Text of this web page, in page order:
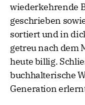
wiederkehrende
geschrieben
sortiert und in
getreu nach dem
heute billig.
buchhalterische
Generation